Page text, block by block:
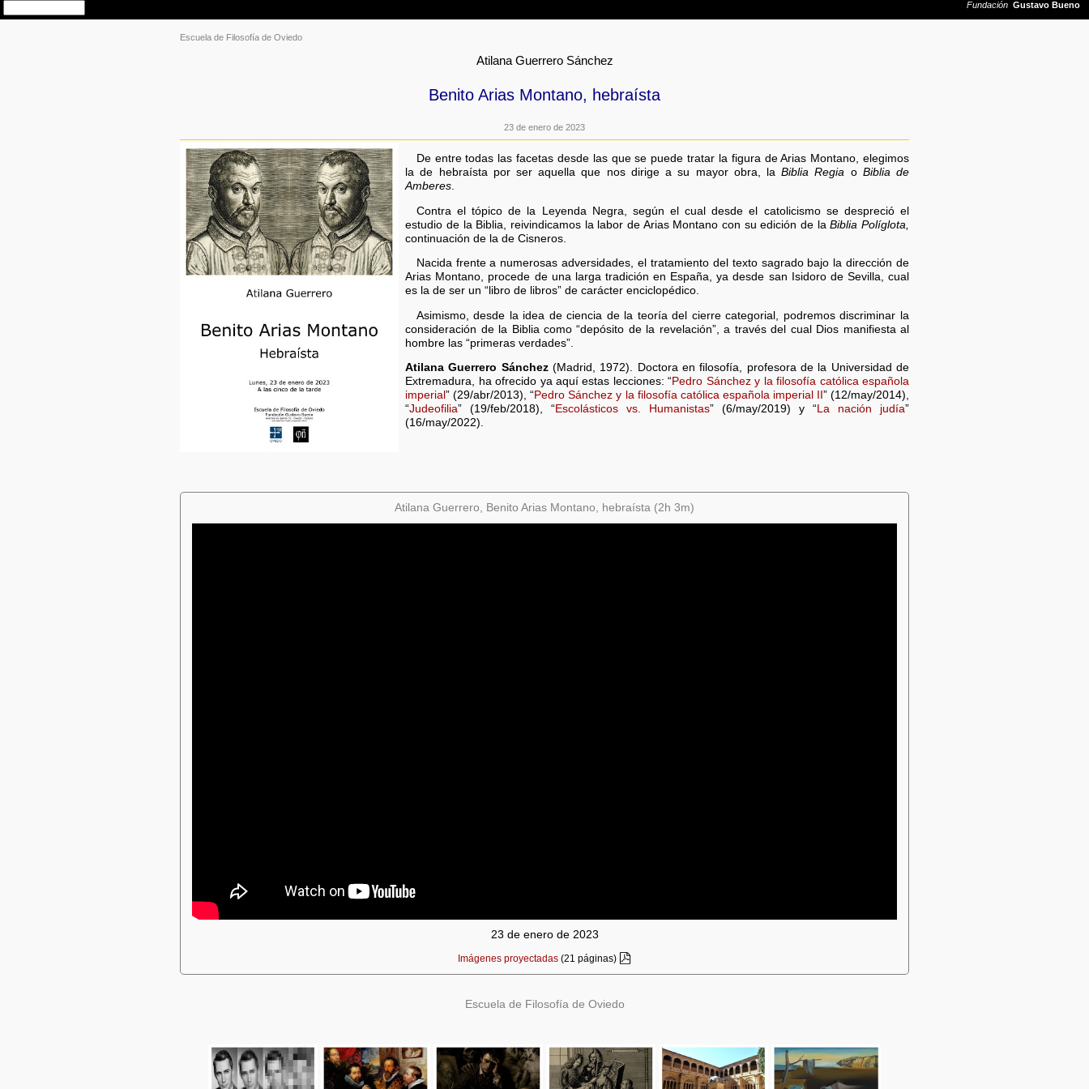
Escuela de Filosofía de Oviedo
Atilana Guerrero Sánchez
Benito Arias Montano, hebraísta
23 de enero de 2023
De entre todas las facetas desde las que se puede tratar la figura de Arias Montano, elegimos
la de hebraísta por ser aquella que nos dirige a su mayor obra, laBiblia Regia o Biblia de
Amberes
Contra el tópico de la Leyenda Negra, según el cual desde el catolicismo se despreció el
estudio de la Biblia, reivindicamos la labor de Arias Montano con su edición de laBiblia Políglota,
continuación de la de Cisneros.
Nacida frente a numerosas adversidades, el tratamiento del texto sagrado bajo la dirección de
Arias Montano, procede de una larga tradición en España, ya desde san Isidoro de Sevilla, cual
es la de ser un “libro de libros” de carácter enciclopédico.
Asimismo, desde la idea de ciencia de la teoría del cierre categorial, podremos discriminar la
consideración de la Biblia como “depósito de la revelación”, a través del cual Dios manifiesta al
hombre las “primeras verdades”.
Atilana Guerrero Sánchez(Madrid, 1972). Doctora en filosofía, profesora de la Universidad de
Extremadura, ha ofrecido ya aquí estas lecciones: “Pedro Sánchez y la filosofía católica española
imperial” (29/abr/2013), “Pedro Sánchez y la filosofía católica española imperial II ” (12/may/2014),
“Judeofilia” (19/feb/2018), “Escolásticos vs. Humanistas” (6/may/2019) y “La nación judía”
(16/may/2022).
Atilana Guerrero, Benito Arias Montano, hebraísta (2h 3m)
23 de enero de 2023
Imágenes proyectadas (21 páginas)
Escuela de Filosofía de Oviedo